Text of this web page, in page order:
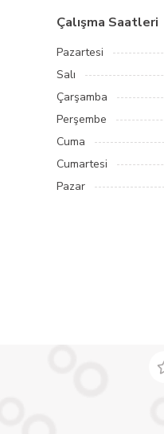
Çalışma Saatleri
Pazartesi
Salı
Çarşamba
Perşembe
Cuma
Cumartesi
Pazar